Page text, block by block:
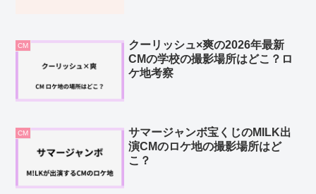
CM
クーリッシュ×爽の2026年最新
CMの学校の撮影場所はどこ？ロ
ケ地考察
CM
サマージャンボ宝くじのMILK出
演CMのロケ地の撮影場所はど
こ？